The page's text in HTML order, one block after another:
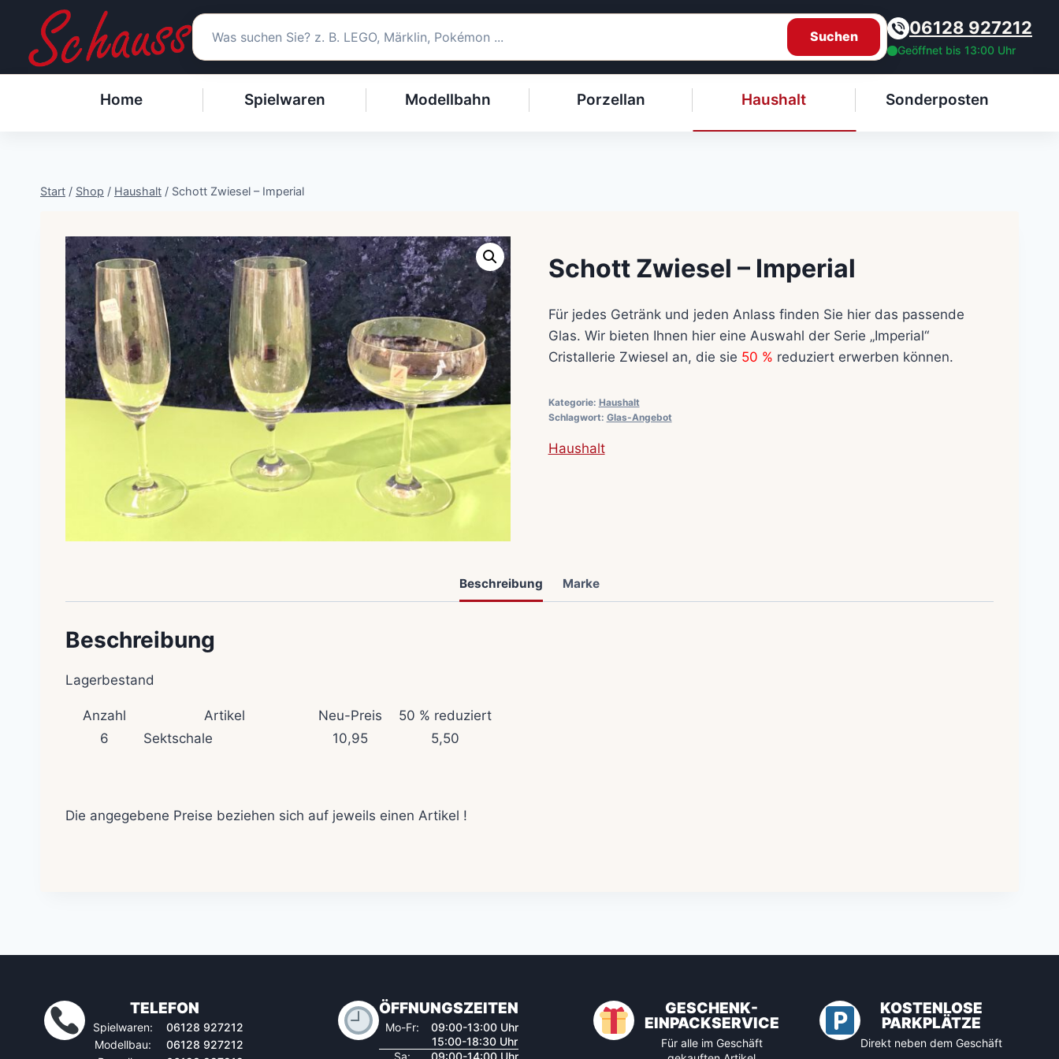
springen
Suchen 06128 927212
Geöffnet bis 13:00 Uhr
Home Spielwaren Modellbahn Porzellan Haushalt Sonderposten
Start / Shop / Haushalt / Schott Zwiesel – Imperial
Schott Zwiesel – Imperial
Für jedes Getränk und jeden Anlass finden Sie hier das passende
Glas. Wir bieten Ihnen hier eine Auswahl der Serie „Imperial“
Cristallerie Zwiesel an, die sie 50 % reduziert erwerben können.
Kategorie: Haushalt
Schlagwort: Glas-Angebot
Haushalt
Beschreibung Marke
Beschreibung
Lagerbestand
Anzahl Artikel Neu-Preis
50 % reduziert
6
Sektschale 10,95 5,50
Die angegebene Preise beziehen sich auf jeweils einen Artikel !
TELEFON
Spielwaren:
06128 927212
Modellbau:
06128 927212
ÖFFNUNGSZEITEN
Mo-Fr:
09:00-13:00 Uhr
15:00-18:30 Uhr
Sa:
09:00-14:00 Uhr
GESCHENK-
EINPACKSERVICE
Für alle im Geschäft
KOSTENLOSE
PARKPLÄTZE
Direkt neben dem Geschäft